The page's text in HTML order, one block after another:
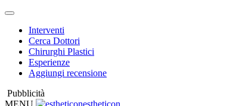
Interventi
Cerca Dottori
Chirurghi Plastici
Esperienze
Aggiungi recensione
Pubblicità
MENU
estheticon